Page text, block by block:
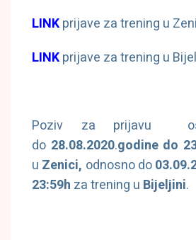
LINKprijave za trening u
LINKprijave za trening u
Poziv za prijavu
do 28.08.2020.godine do
u Zenici, odnosno do
23:59h za trening u Bijeljini.